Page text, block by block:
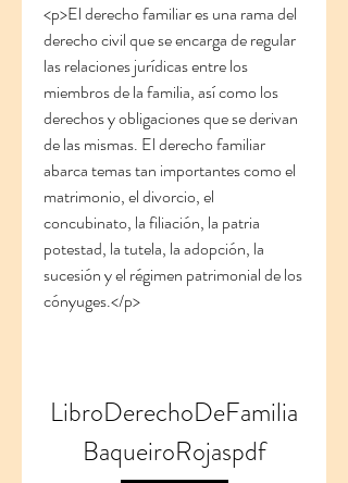
<p>El derecho familiar es una rama del
derecho civil que se encarga de regular
las relaciones jurídicas entre los
miembros de la familia, así como los
derechos y obligaciones que se derivan
de las mismas. El derecho familiar
abarca temas tan importantes como el
matrimonio, el divorcio, el
concubinato, la filiación, la patria
potestad, la tutela, la adopción, la
sucesión y el régimen patrimonial de los
cónyuges.</p>
LibroDerechoDeFamilia
BaqueiroRojaspdf